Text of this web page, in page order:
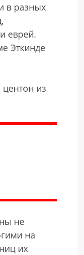
в разных
еврей.
Эткинде
из
не
на
их